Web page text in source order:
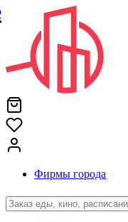
Фирмы города